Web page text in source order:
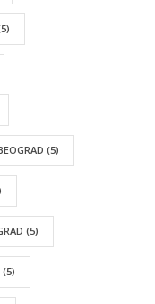
(5)
(5)
(5)